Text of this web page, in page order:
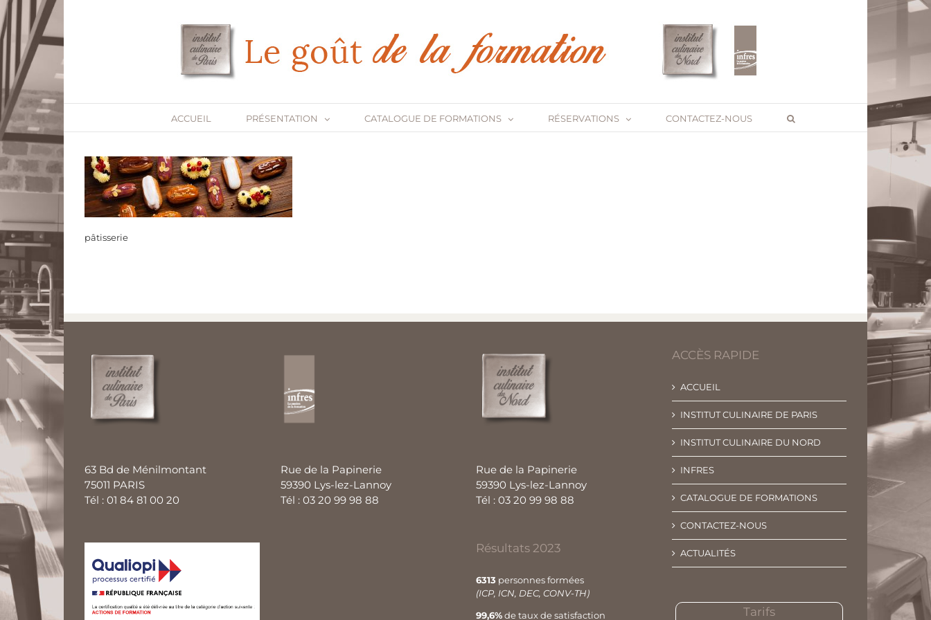
Passer
au
contenu
ACCUEIL PRÉSENTATION CATALOGUE DE FORMATIONS RÉSERVATIONS CONTACTEZ-NOUS
pâtisserie
63 Bd de Ménilmontant
75011 PARIS
Tél : 01 84 81 00 20
Rue de la Papinerie
59390 Lys-lez-Lannoy
Tél : 03 20 99 98 88
Rue de la Papinerie
59390 Lys-lez-Lannoy
Tél : 03 20 99 98 88
Résultats 2023
6313 personnes formées
(ICP, ICN, DEC, CONV-TH)
99,6%de taux de satisfaction
ACCÈS RAPIDE
ACCUEIL
INSTITUT CULINAIRE DE PARIS
INSTITUT CULINAIRE DU NORD
INFRES
CATALOGUE DE FORMATIONS
CONTACTEZ-NOUS
ACTUALITÉS
Tarifs